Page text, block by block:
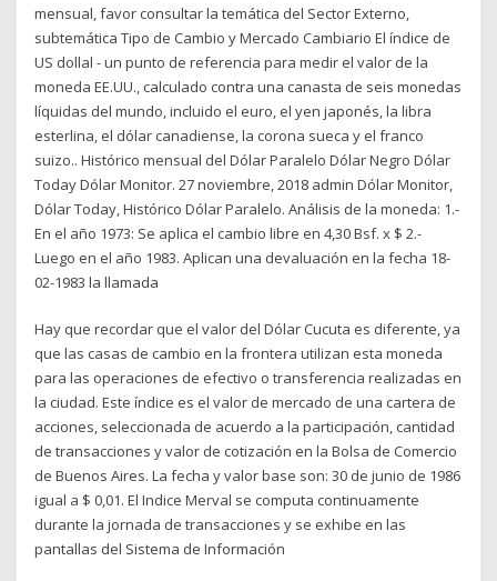
mensual, favor consultar la temática del Sector Externo,
subtemática Tipo de Cambio y Mercado Cambiario El índice de
US dollal - un punto de referencia para medir el valor de la
moneda EE.UU., calculado contra una canasta de seis monedas
líquidas del mundo, incluido el euro, el yen japonés, la libra
esterlina, el dólar canadiense, la corona sueca y el franco
suizo.. Histórico mensual del Dólar Paralelo Dólar Negro Dólar
Today Dólar Monitor. 27 noviembre, 2018 admin Dólar Monitor,
Dólar Today, Histórico Dólar Paralelo. Análisis de la moneda: 1.-
En el año 1973: Se aplica el cambio libre en 4,30 Bsf. x $ 2.-
Luego en el año 1983. Aplican una devaluación en la fecha 18-
02-1983 la llamada
Hay que recordar que el valor del Dólar Cucuta es diferente, ya
que las casas de cambio en la frontera utilizan esta moneda
para las operaciones de efectivo o transferencia realizadas en
la ciudad. Este índice es el valor de mercado de una cartera de
acciones, seleccionada de acuerdo a la participación, cantidad
de transacciones y valor de cotización en la Bolsa de Comercio
de Buenos Aires. La fecha y valor base son: 30 de junio de 1986
igual a $ 0,01. El Indice Merval se computa continuamente
durante la jornada de transacciones y se exhibe en las
pantallas del Sistema de Información